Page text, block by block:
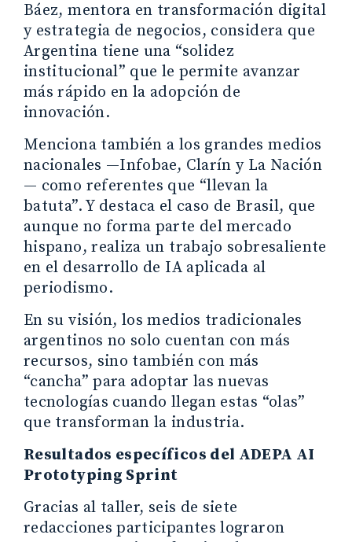
Báez, mentora en transformación digital
y estrategia de negocios, considera que
Argentina tiene una “solidez
institucional” que le permite avanzar
más rápido en la adopción de
innovación.
Menciona también a los grandes medios
nacionales —Infobae, Clarín y La Nación
— como referentes que “llevan la
batuta”. Y destaca el caso de Brasil, que
aunque no forma parte del mercado
hispano, realiza un trabajo sobresaliente
en el desarrollo de IA aplicada al
periodismo.
En su visión, los medios tradicionales
argentinos no solo cuentan con más
recursos, sino también con más
“cancha” para adoptar las nuevas
tecnologías cuando llegan estas “olas”
que transforman la industria.
Resultados específicos del ADEPA AI
Prototyping Sprint
Gracias al taller, seis de siete
redacciones participantes lograron